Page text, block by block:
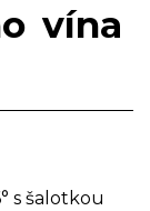
vína
s šalotkou